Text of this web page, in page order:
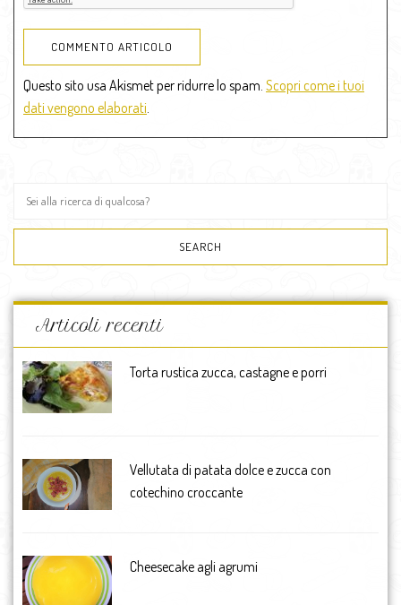
Questo sito usa Akismet per ridurre lo spam. Scopri come i tuoi
dati vengono elaborati
Articoli recenti
Torta rustica zucca, castagne e porri
Vellutata di patata dolce e zucca con
cotechino croccante
Cheesecake agli agrumi